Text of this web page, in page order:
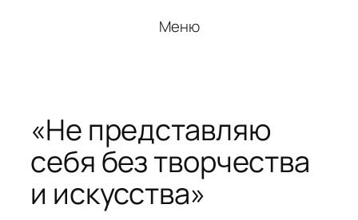
Меню
«Не представляю
себя без творчества
и искусства»